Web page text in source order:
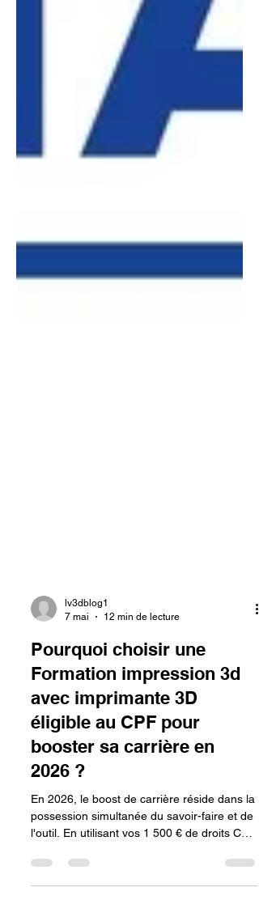
7 mai
12 min de lecture
Pourquoi choisir une
Formation impression 3d
avec imprimante 3D
éligible au CPF pour
booster sa carrière en
2026 ?
En 2026, le boost de carrière réside dans la
l'outil. En utilisant vos 1 500 € de droits CPF